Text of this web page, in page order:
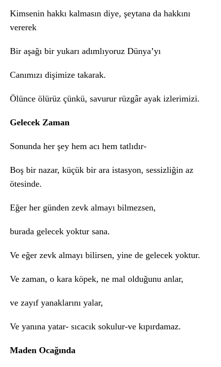
Kimsenin hakkı kalmasın diye, şeytana da hakkını
vererek
Bir aşağı bir yukarı adımlıyoruz Dünya’yı
Canımızı dişimize takarak.
Ölünce ölürüz çünkü, savurur rüzgâr ayak izlerimizi.
Gelecek Zaman
Sonunda her şey hem acı hem tatlıdır-
Boş bir nazar, küçük bir ara istasyon, sessizliğin az
ötesinde.
Eğer her günden zevk almayı bilmezsen,
burada gelecek yoktur sana.
Ve eğer zevk almayı bilirsen, yine de gelecek yoktur.
Ve zaman, o kara köpek, ne mal olduğunu anlar,
ve zayıf yanaklarını yalar,
Ve yanına yatar- sıcacık sokulur-ve kıpırdamaz.
Maden Ocağında